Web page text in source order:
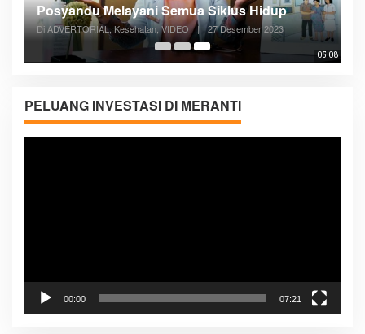
05:08
Posyandu Melayani Semua Siklus Hidup
Di ADVERTORIAL, Kesehatan, VIDEO | 27 Desember 2023
PELUANG INVESTASI DI MERANTI
00:00 07:21